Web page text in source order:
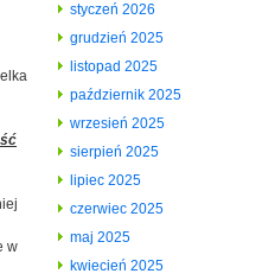
w
styczeń 2026
grudzień 2025
listopad 2025
październik 2025
wrzesień 2025
sierpień 2025
lipiec 2025
czerwiec 2025
maj 2025
kwiecień 2025